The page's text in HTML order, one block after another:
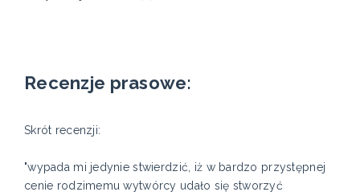
Recenzje prasowe:
Skrót recenzji:
"wypada mi jedynie stwierdzić, iż w bardzo przystępnej
cenie rodzimemu wytwórcy udało się stworzyć